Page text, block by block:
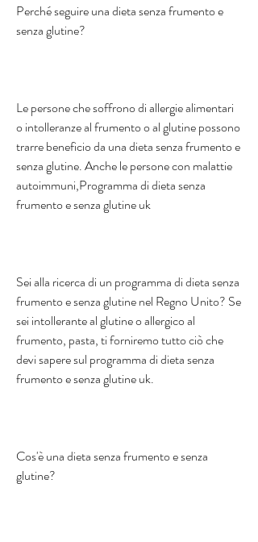
Perché seguire una dieta senza frumento e
senza glutine?
Le persone che soffrono di allergie alimentari
o intolleranze al frumento o al glutine possono
trarre beneficio da una dieta senza frumento e
senza glutine. Anche le persone con malattie
autoimmuni,Programma di dieta senza
frumento e senza glutine uk
Sei alla ricerca di un programma di dieta senza
frumento e senza glutine nel Regno Unito? Se
sei intollerante al glutine o allergico al
frumento, pasta, ti forniremo tutto ciò che
devi sapere sul programma di dieta senza
frumento e senza glutine uk.
Cos'è una dieta senza frumento e senza
glutine?